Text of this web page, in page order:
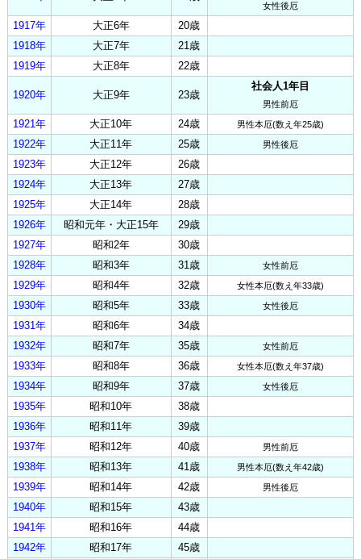
女性後厄
1917年 大正6年
20歳
1918年
大正7年
21歳
1919年
大正8年 22歳
1920年 大正9年 23歳
社会人1年目
男性前厄
1921年 大正10年 24歳 男性本厄(数え年25歳)
1922年 大正11年 25歳 男性後厄
1923年 大正12年
26歳
1924年
大正13年
27歳
1925年
大正14年
28歳
1926年
昭和元年・大正15年
29歳
1927年
昭和2年
30歳
1928年
昭和3年 31歳 女性前厄
1929年 昭和4年 32歳 女性本厄(数え年33歳)
1930年 昭和5年 33歳 女性後厄
1931年 昭和6年
34歳
1932年
昭和7年 35歳 女性前厄
1933年 昭和8年 36歳 女性本厄(数え年37歳)
1934年 昭和9年 37歳 女性後厄
1935年 昭和10年
38歳
1936年
昭和11年
39歳
1937年
昭和12年 40歳 男性前厄
1938年 昭和13年 41歳 男性本厄(数え年42歳)
1939年 昭和14年 42歳 男性後厄
1940年 昭和15年
43歳
1941年
昭和16年
44歳
1942年
昭和17年
45歳